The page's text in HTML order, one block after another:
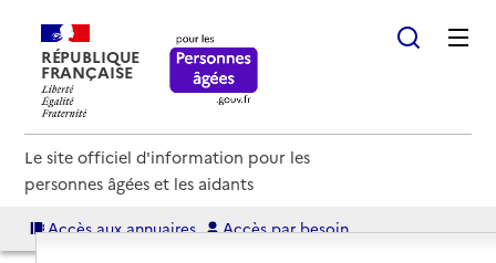
RÉPUBLIQUE
FRANÇAISE
Le site officiel d'information pour les
personnes âgées et les aidants
Accès aux annuaires Accès par besoin